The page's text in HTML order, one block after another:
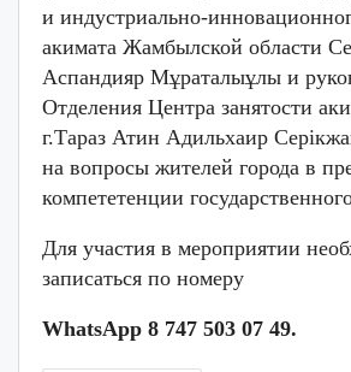
и индустриально-
акимата Жамбылской области
Аспандияр Мұраталыұлы и
Отделения Центра занятости
г.Тараз Атин Адильхаир
на вопросы жителей города в
компететенции
Для участия в мероприятии
записаться по номеру
WhatsApp 8 747 503 07 49.